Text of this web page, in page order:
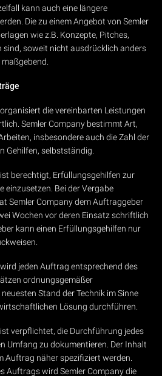
kann auch eine längere
Die zu einem Angebot von Semler
wie z.B. Konzepte, Pitches,
sind, soweit nicht ausdrücklich anders
die vereinbarten Leistungen
Semler Company bestimmt Art,
insbesondere auch die Zahl der
Gehilfen, selbstständig.
Erfüllungsgehilfen zur
einzusetzen. Bei der Vergabe
Semler Company dem Auftraggeber
Wochen vor deren Einsatz schriftlich
kann einen Erfüllungsgehilfen nur
jeden Auftrag entsprechend des
ordnungsgemäßer
Stand der Technik im Sinne
Lösung durchführen.
die Durchführung jedes
Umfang zu dokumentieren. Der Inhalt
Auftrag näher spezifiziert werden.
Auftrags wird Semler Company die